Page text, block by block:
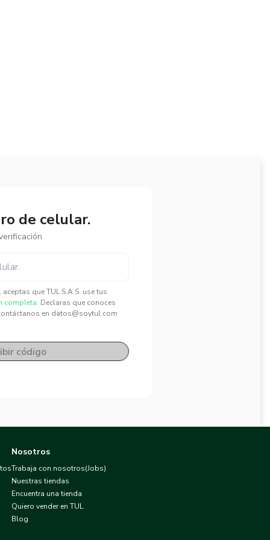
de celular.
que TUL S.A.S. use tus
completa. Declaras que conoces
en datos@soytul.com
código
Nosotros
Trabaja con nosotros(Jobs)
Nuestras tiendas
Encuentra una tienda
Quiero vender en TUL
Blog